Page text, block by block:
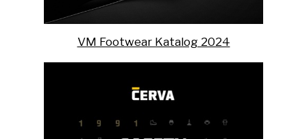
VM Footwear Katalog 2024